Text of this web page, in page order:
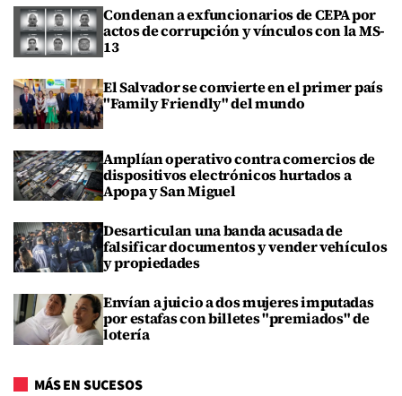
Condenan a exfuncionarios de CEPA por
actos de corrupción y vínculos con la MS-
13
El Salvador se convierte en el primer país
"Family Friendly" del mundo
Amplían operativo contra comercios de
dispositivos electrónicos hurtados a
Apopa y San Miguel
Desarticulan una banda acusada de
falsificar documentos y vender vehículos
y propiedades
Envían a juicio a dos mujeres imputadas
por estafas con billetes "premiados" de
lotería
MÁS EN SUCESOS